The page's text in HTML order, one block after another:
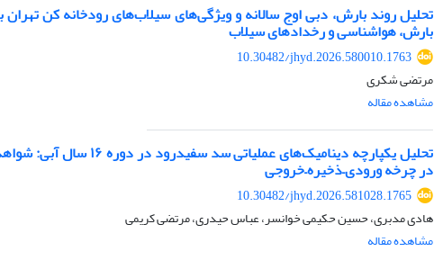
تحلیل روند بارش، دبی اوج سالانه و ویژگی‌های سیلاب‌های رودخانه کن تهران
بارش، هواشناسی و رخدادهای سیلاب
10.30482/jhyd.2026.580010.1763
مرتضی شکری
مشاهده مقاله
تحلیل یکپارچه دینامیک‌های
در چرخه ورودی–ذخیره–خروجی
10.30482/jhyd.2026.581028.1765
هادی مدبری، حسین حکیمی خوانسر، عباس حیدری، مرتضی کریمی
مشاهده مقاله